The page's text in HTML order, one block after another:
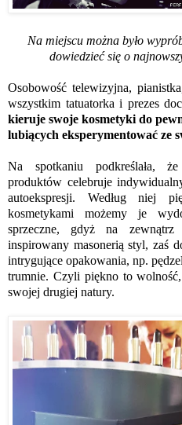
Na miejscu można było
dowiedzieć się o
Osobowość telewizyjna,
wszystkim tatuatorka i prezes
kieruje swoje kosmetyki do
lubiących eksperymentować ze
Na spotkaniu podkreślała,
produktów celebruje
autoekspresji. Według niej
kosmetykami możemy je
sprzeczne, gdyż na zewnątrz
inspirowany masonerią styl, zaś
intrygujące opakowania, np.
trumnie. Czyli piękno to
swojej drugiej natury.